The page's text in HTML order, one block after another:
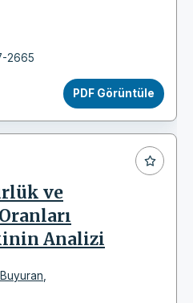
2665
PDF Görüntüle
ve
Analizi